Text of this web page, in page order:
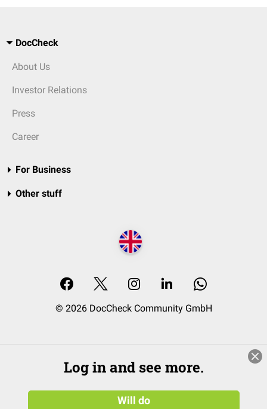
DocCheck
About Us
Investor Relations
Press
Career
For Business
Other stuff
© 2026 DocCheck Community GmbH
Log in and see more.
Will do